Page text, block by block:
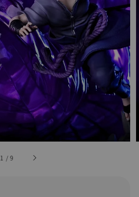
1 /9